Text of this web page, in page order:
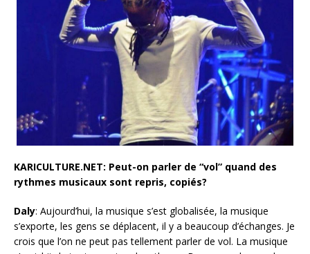
KARICULTURE.NET: Peut-on parler de “vol” quand des
rythmes musicaux sont repris, copiés?
Daly: Aujourd’hui, la musique s’est globalisée, la musique
s’exporte, les gens se déplacent, il y a beaucoup d’échanges. Je
crois que l’on ne peut pas tellement parler de vol. La musique